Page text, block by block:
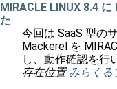
MIRACLE LINUX 8.4
た
今回は SaaS 型の
Mackerel を
し、動作確認を行
存在位置 みらくる